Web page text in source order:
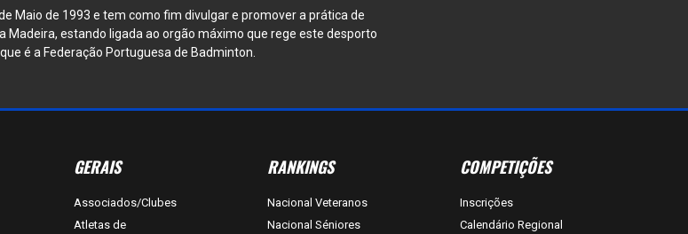
Maio de 1993 e tem como fim divulgar e promover a prática de
Madeira, estando ligada ao orgão máximo que rege este desporto
é a Federação Portuguesa de Badminton.
GERAIS
Associados/Clubes
Atletas de
RANKINGS
Nacional Veteranos
Nacional Séniores
COMPETIÇÕES
Inscrições
Calendário Regional